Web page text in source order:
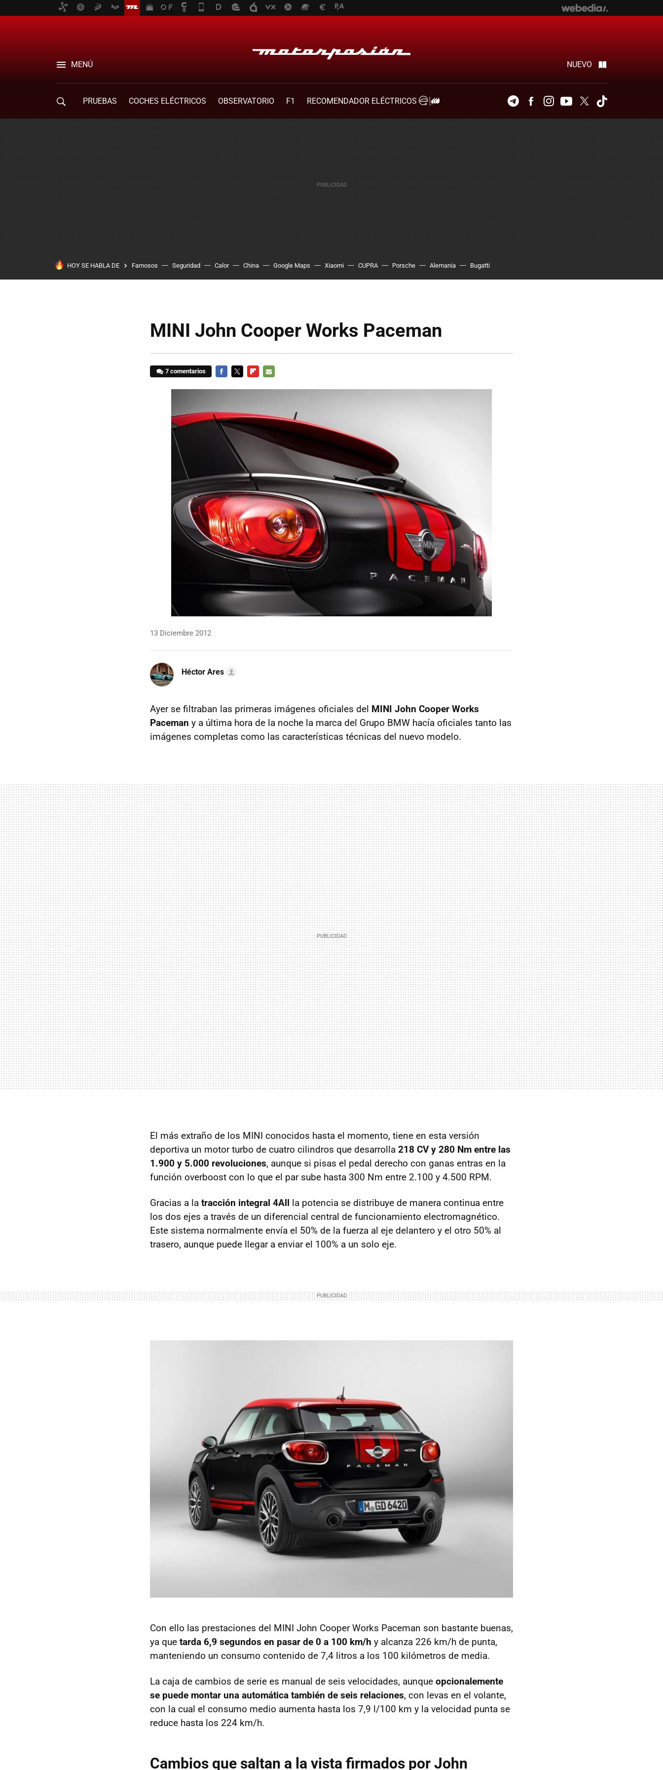
MENÚ NUEVO
PRUEBAS COCHES ELÉCTRICOS OBSERVATORIO F1
RECOMENDADOR ELÉCTRICOS
TelegramFacebookInstagramYoutubeTwitter
HOY SE HABLA DE Famosos Seguridad Calor China Google Maps Xiaomi CUPRA Porsche Alemania Bugatti
MINI John Cooper Works Paceman
7 comentarios
13 Diciembre 2012
Héctor Ares
Ayer se filtraban las primeras imágenes oficiales del MINI John Cooper Works
Paceman y a última hora de la noche la marca del Grupo BMW hacía oficiales tanto las
imágenes completas como las características técnicas del nuevo modelo.
El más extraño de los MINI conocidos hasta el momento, tiene en esta versión
deportiva un motor turbo de cuatro cilindros que desarrolla 218 CV y 280 Nm entre las
1.900 y 5.000 revoluciones, aunque si pisas el pedal derecho con ganas entras en la
función overboost con lo que el par sube hasta 300 Nm entre 2.100 y 4.500 RPM.
Gracias a la tracción integral 4All la potencia se distribuye de manera continua entre
los dos ejes a través de un diferencial central de funcionamiento electromagnético.
Este sistema normalmente envía el 50% de la fuerza al eje delantero y el otro 50% al
trasero, aunque puede llegar a enviar el 100% a un solo eje.
Con ello las prestaciones del MINI John Cooper Works Paceman son bastante buenas,
ya que tarda 6,9 segundos en pasar de 0 a 100 km/h y alcanza 226 km/h de punta,
manteniendo un consumo contenido de 7,4 litros a los 100 kilómetros de media.
La caja de cambios de serie es manual de seis velocidades, aunque opcionalemente
se puede montar una automática también de seis relaciones, con levas en el volante,
con la cual el consumo medio aumenta hasta los 7,9 l/100 km y la velocidad punta se
reduce hasta los 224 km/h.
Cambios que saltan a la vista firmados por John